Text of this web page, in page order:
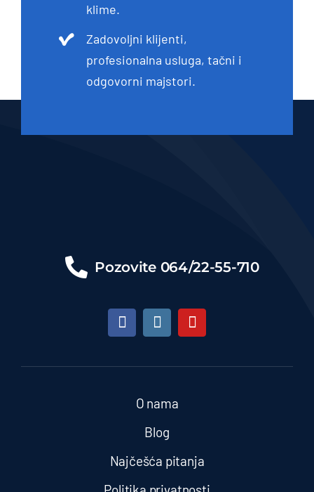
klime.
Zadovoljni klijenti,
profesionalna usluga, tačni i
odgovorni majstori.
Pozovite 064/22-55-710
O nama
Blog
Najčešća pitanja